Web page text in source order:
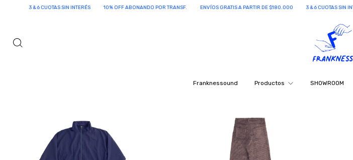
ABONANDO POR TRANSF. ENVÍOS GRATIS A PARTIR DE $180.000 3 & 6 CUOTAS SIN INTERÉS 10% OFF ABONANDO POR TRANSF.
Franknessound Productos SHOWROOM